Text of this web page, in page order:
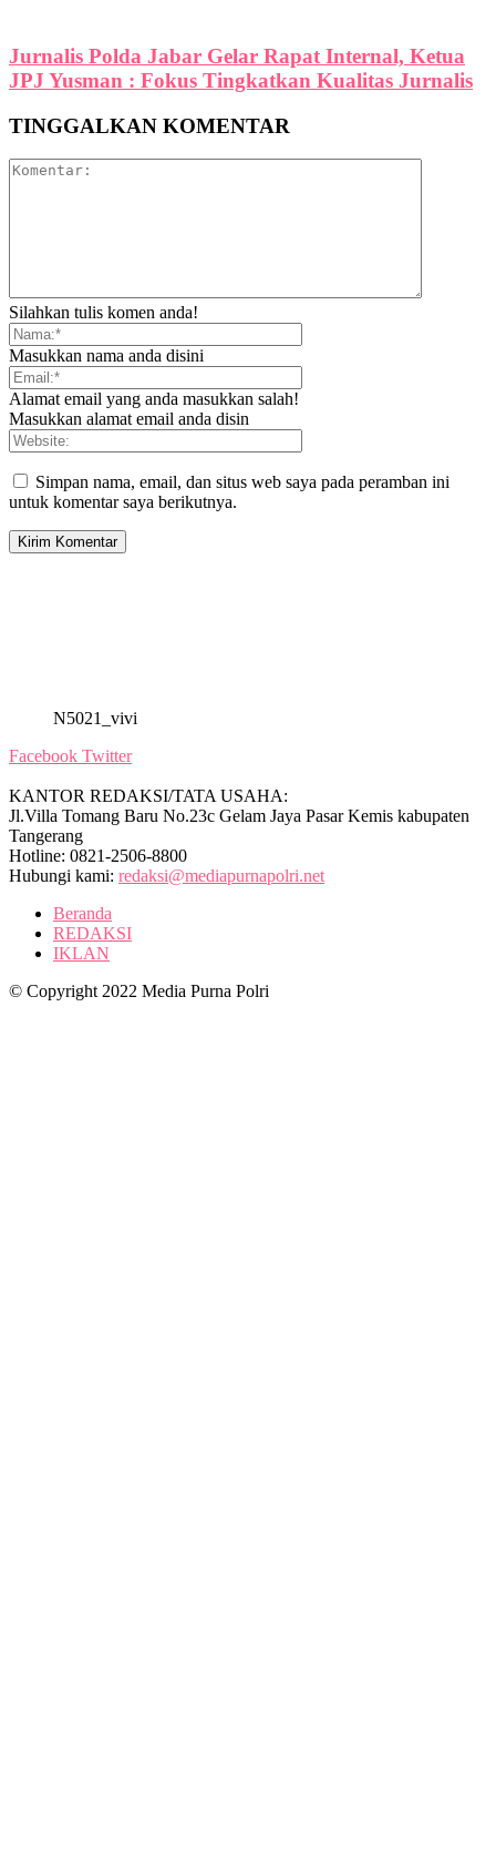
Jurnalis Polda Jabar Gelar Rapat Internal, Ketua
JPJ Yusman : Fokus Tingkatkan Kualitas Jurnalis
TINGGALKAN KOMENTAR
Silahkan tulis komen anda!
Masukkan nama anda disini
Alamat email yang anda masukkan salah!
Masukkan alamat email anda disin
Simpan nama, email, dan situs web saya pada peramban ini
untuk komentar saya berikutnya.
N5021_vivi
Facebook Twitter
KANTOR REDAKSI/TATA USAHA:
Jl.Villa Tomang Baru No.23c Gelam Jaya Pasar Kemis kabupaten
Tangerang
Hotline: 0821-2506-8800
Hubungi kami: redaksi@mediapurnapolri.net
Beranda
REDAKSI
IKLAN
© Copyright 2022 Media Purna Polri